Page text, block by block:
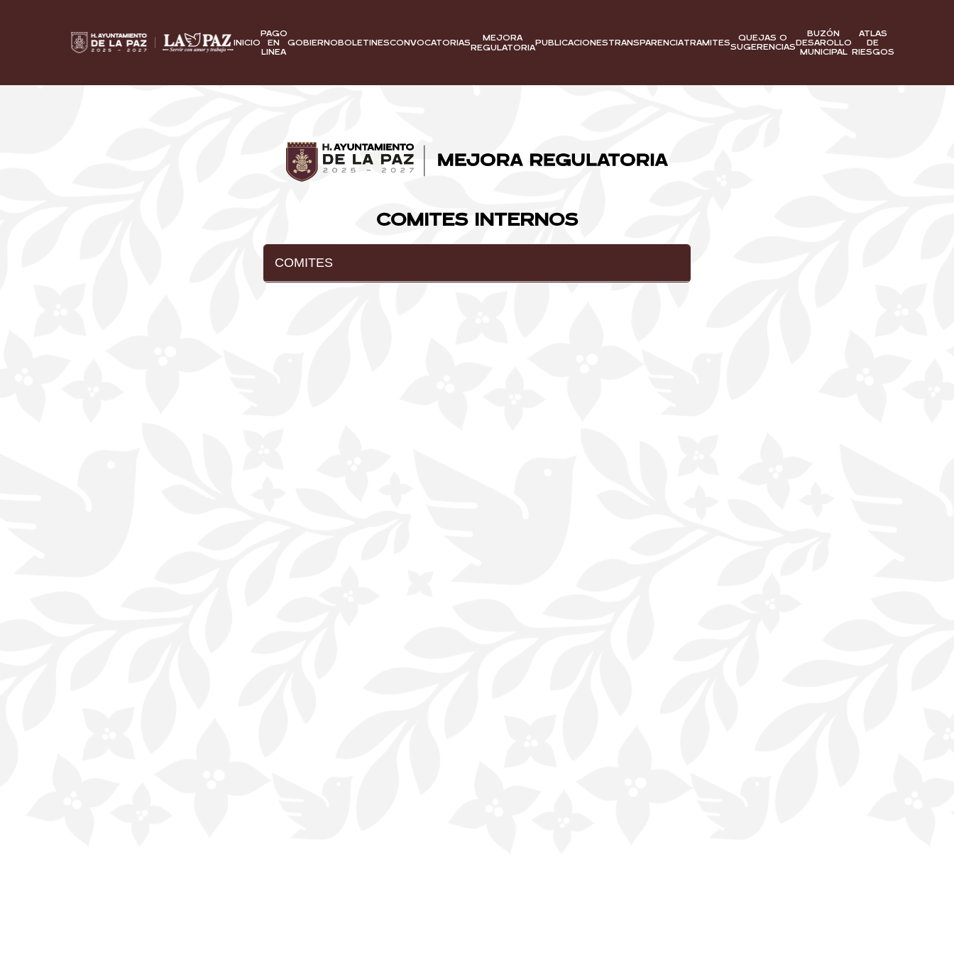
INICIO
PAGO
EN
LINEA
GOBIERNOBOLETINESCONVOCATORIAS
MEJORA
REGULATORIA
PUBLICACIONESTRANSPARENCIATRAMITES
QUEJAS O
SUGERENCIAS
BUZÓN
DESAROLLO
MUNICIPAL
ATLAS
DE
RIESGOS
COMITES INTERNOS
COMITES